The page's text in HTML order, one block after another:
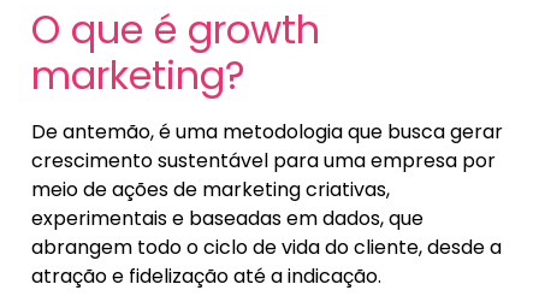
O que é growth
marketing?
De antemão, é uma metodologia que busca gerar
crescimento sustentável para uma empresa por
meio de ações de marketing criativas,
experimentais e baseadas em dados, que
abrangem todo o ciclo de vida do cliente, desde a
atração e fidelização até a indicação.